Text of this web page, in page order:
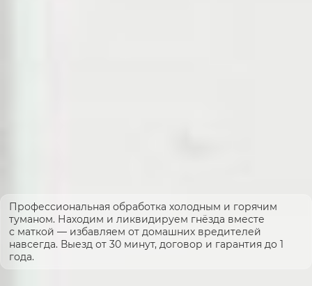
Профессиональная обработка холодным и горячим
туманом. Находим и ликвидируем гнёзда вместе
с маткой — избавляем от домашних вредителей
навсегда. Выезд от 30 минут, договор и гарантия до 1
года.